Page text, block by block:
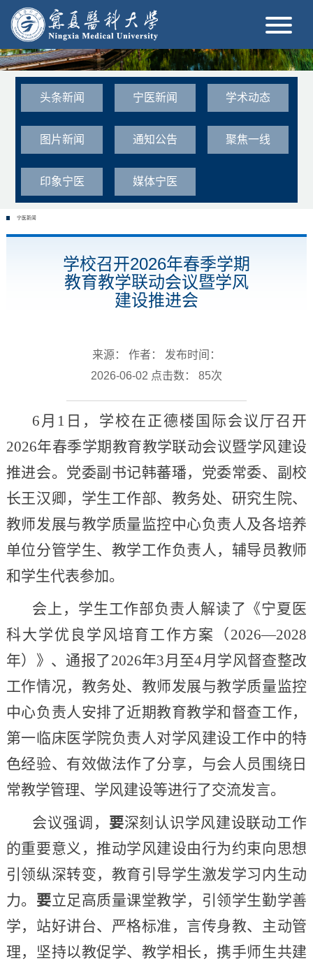
头条新闻 宁医新闻 学术动态
图片新闻 通知公告 聚焦一线
印象宁医 媒体宁医
宁医新闻
学校召开2026年春季学期
教育教学联动会议暨学风
建设推进会
来源： 作者： 发布时间：
2026-06-02 点击数： 85次
6月1日，学校在正德楼国际会议厅召开
2026年春季学期教育教学联动会议暨学风建设
推进会。党委副书记韩蕃璠，党委常委、副校
长王汉卿，学生工作部、教务处、研究生院、
教师发展与教学质量监控中心负责人及各培养
单位分管学生、教学工作负责人，辅导员教师
和学生代表参加。
会上，学生工作部负责人解读了《宁夏医
科大学优良学风培育工作方案（2026—2028
年）》、通报了2026年3月至4月学风督查整改
工作情况，教务处、教师发展与教学质量监控
中心负责人安排了近期教育教学和督查工作，
第一临床医学院负责人对学风建设工作中的特
色经验、有效做法作了分享，与会人员围绕日
常教学管理、学风建设等进行了交流发言。
会议强调， 要深刻认识学风建设联动工作
的重要意义，推动学风建设由行为约束向思想
引领纵深转变，教育引导学生激发学习内生动
力。 要立足高质量课堂教学，引领学生勤学善
学，站好讲台、严格标准，言传身教、主动管
理，坚持以教促学、教学相长，携手师生共建